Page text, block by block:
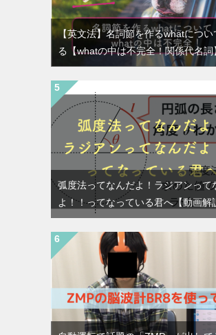
【英文法】名詞節を作るwhatについ
る【whatの中は不完全！関係代名詞
弧度法ってなんだよ！ラジアンって
よ！！ってなっている君へ【動画解